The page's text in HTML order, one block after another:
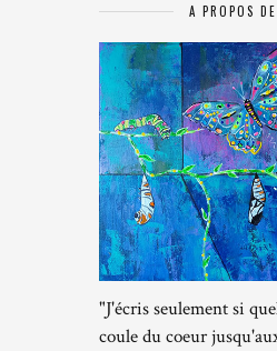
A PROPOS
"J'écris seulement si
coule du coeur